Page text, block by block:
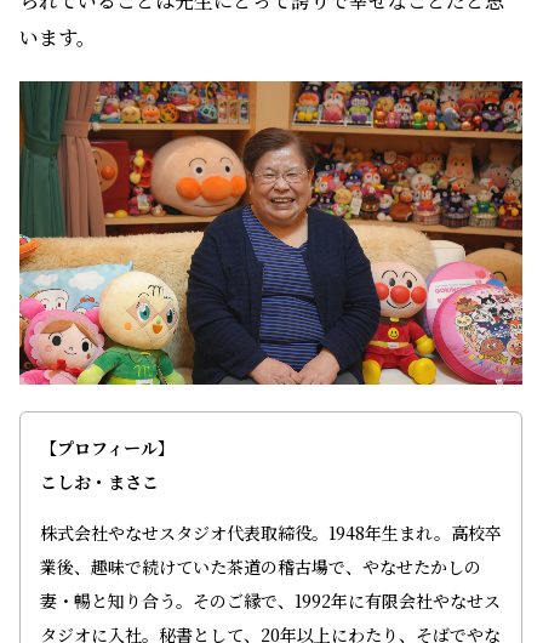
います。
【プロフィール】
こしお・まさこ
株式会社やなせスタジオ代表取締役。1948年生まれ。高校卒
業後、趣味で続けていた茶道の稽古場で、やなせたかしの
妻・暢と知り合う。そのご縁で、1992年に有限会社やなせス
タジオに入社。秘書として、20年以上にわたり、そばでやな